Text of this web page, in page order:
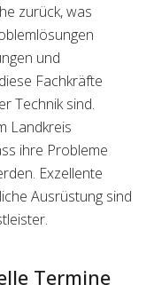
zurück, was
und
Fachkräfte
Technik sind.
Landkreis
ihre Probleme
Exzellente
Ausrüstung sind
Termine